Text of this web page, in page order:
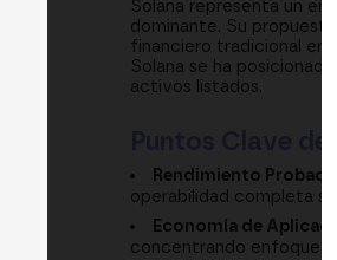
Solana representa un
dominante. Su
financiero tradicional en
Solana se ha
activos listados.
Rendimiento Probado:
operabilidad completa
Economía de
concentrando enfoque